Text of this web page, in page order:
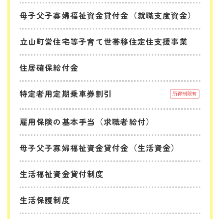
母子父子寡婦福祉資金貸付金（就職支度資金）
立山町営住宅等子育て世帯移住定住支援事業
住居確保給付金
特定者用定期乗車券割引 所得制限有
雇用保険の基本手当（求職者給付）
母子父子寡婦福祉資金貸付金（生活資金）
生活福祉資金貸付制度
生活保護制度